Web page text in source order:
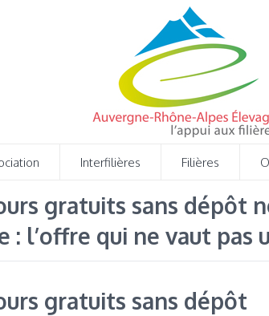
Interfilières Filières
gratuits sans dépôt
: l’offre qui ne vaut pas
gratuits sans dépôt